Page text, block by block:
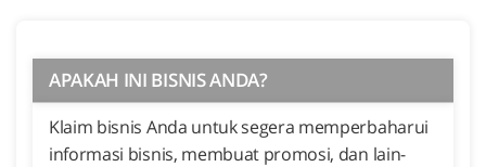
APAKAH INI BISNIS ANDA?
Klaim bisnis Anda untuk segera memperbaharui
informasi bisnis, membuat promosi, dan lain-